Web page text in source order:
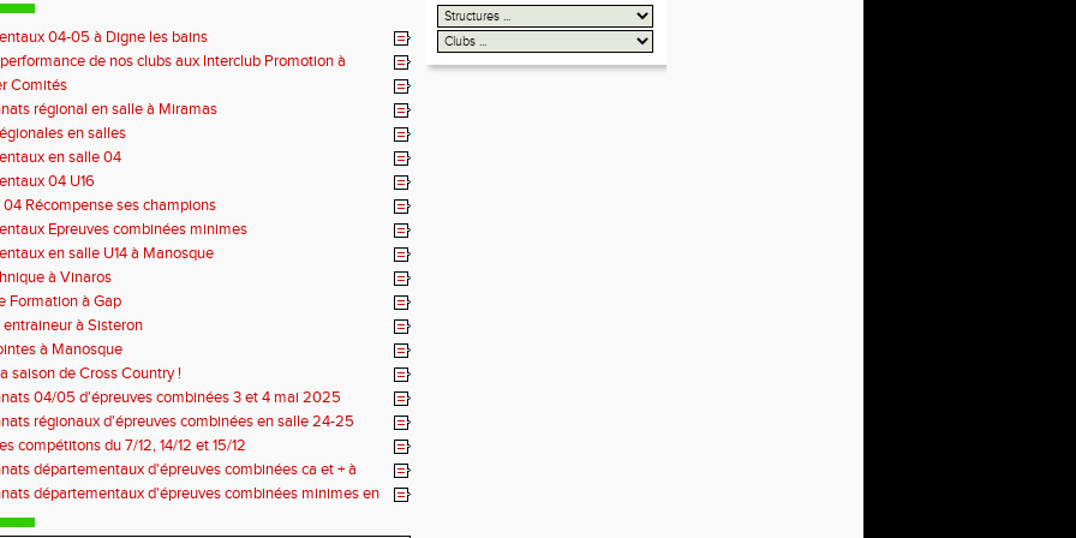
04-05 à Digne les bains
de nos clubs aux Interclub Promotion à
Comités
régional en salle à Miramas
en salles
en salle 04
04 U16
Récompense ses champions
Epreuves combinées minimes
en salle U14 à Manosque
à Vinaros
Formation à Gap
à Sisteron
à Manosque
saison de Cross Country !
04/05 d'épreuves combinées 3 et 4 mai 2025
régionaux d'épreuves combinées en salle 24-25
compétitons du 7/12, 14/12 et 15/12
départementaux d'épreuves combinées ca et + à
départementaux d'épreuves combinées minimes en